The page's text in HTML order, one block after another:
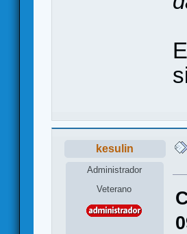
kesulin
Administrador
Veterano